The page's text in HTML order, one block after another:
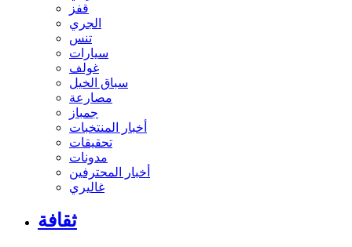
قفز
الجري
تنس
سيارات
غولف
سباق الخيل
مصارعة
جمباز
أخبار المنتخبات
تحقيقات
مدونات
أخبار المحترفين
غاليري
ثقافة